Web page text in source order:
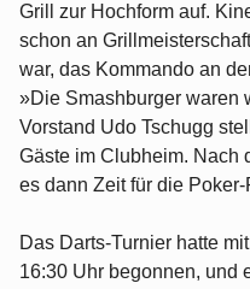
Grill zur Hochform auf.
schon an
war, das Kommando an
»Die Smashburger waren
Vorstand Udo Tschugg
Gäste im Clubheim. Nach
es dann Zeit für die Poker-
Das Darts-Turnier hatte
16:30 Uhr begonnen, und